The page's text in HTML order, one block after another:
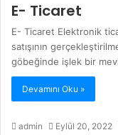
E- Ticaret
E- Ticaret Elektronik
satışının
göbeğinde işlek bir
Devamını Oku »
admin Eylül 20, 2022